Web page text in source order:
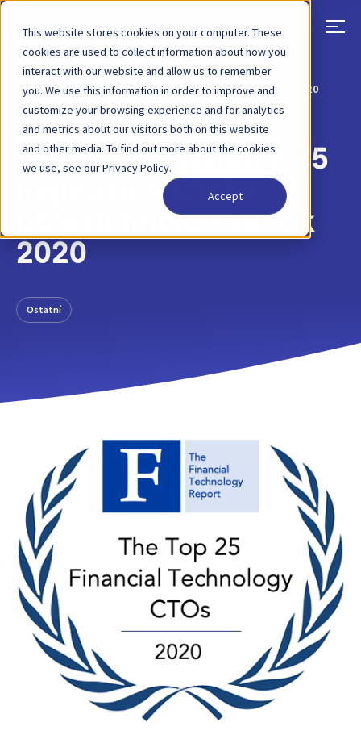
This website stores cookies on your computer. These
cookies are used to collect information about how you
interact with our website and allow us to remember
you. We use this information in order to improve and
customize your browsing experience and for analytics
and metrics about our visitors both on this website
and other media. To find out more about the cookies
we use, see our Privacy Policy.
Accept
ZPĚT PŘÍSPĚVEK NA BLOGU 30. ČERVENCE 2020
Anders Wasén byl
uznán jako jeden z 25
nejlepších CTO v
oblasti fintech za rok
2020
Ostatní